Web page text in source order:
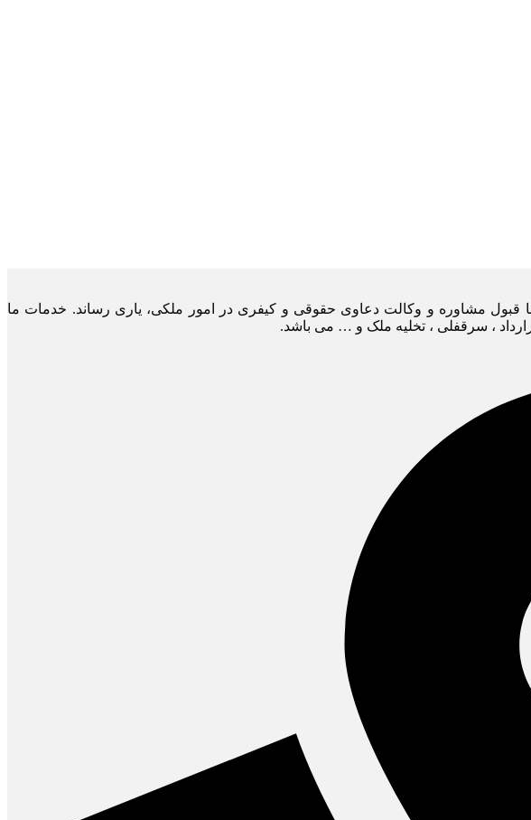
قبول مشاوره و وکالت دعاوی حقوقی و کیفری در امور ملکی، یاری رساند. خدمات ما
، سرقفلی ، تخلیه ملک و … می باشد.